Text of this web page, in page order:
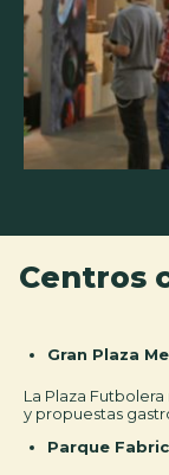
Centros
Gran Plaza
La Plaza
y propuestas
Parque